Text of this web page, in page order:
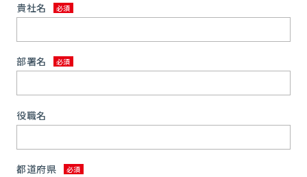
貴社名
部署名
役職名
都道府県